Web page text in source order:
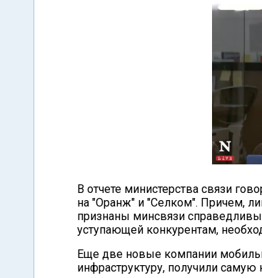
В отчете министерства связи
на "Оранж" и "Селком". Причем,
признаны минсвязи
уступающей конкурентам,
Еще две новые компании
инфраструктуру, получили